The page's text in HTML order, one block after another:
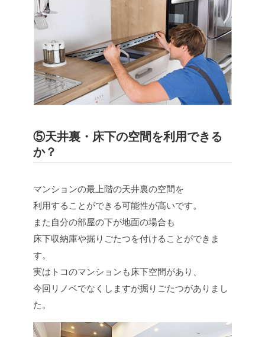
⑤天井裏・床下の空間を利用できる
か？
マンションの最上階の天井裏の空間を
利用することができる可能性が高いです。
また自分の部屋の下が地面の場合も
床下収納庫や掘りごたつを付けることができま
す。
実はトコのマンションも床下空間があり、
今回リノベでなくしますが掘りごたつがありまし
た。